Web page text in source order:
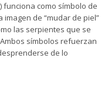
funciona como símbolo de
de “mudar de piel”
las serpientes que se
símbolos refuerzan
de lo